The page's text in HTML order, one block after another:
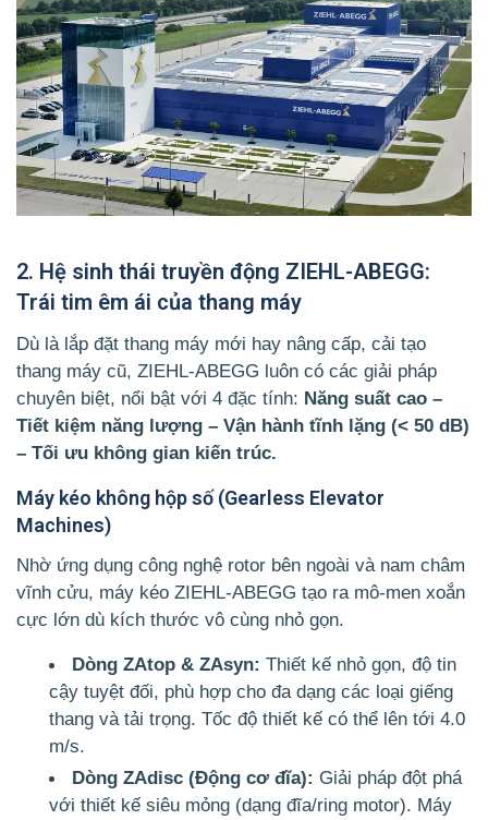
2. Hệ sinh thái truyền động ZIEHL-ABEGG:
Trái tim êm ái của thang máy
Dù là lắp đặt thang máy mới hay nâng cấp, cải tạo
thang máy cũ, ZIEHL-ABEGG luôn có các giải pháp
chuyên biệt, nổi bật với 4 đặc tính: Năng suất cao –
Tiết kiệm năng lượng – Vận hành tĩnh lặng (< 50 dB)
– Tối ưu không gian kiến trúc.
Máy kéo không hộp số (Gearless Elevator
Machines)
Nhờ ứng dụng công nghệ rotor bên ngoài và nam châm
vĩnh cửu, máy kéo ZIEHL-ABEGG tạo ra mô-men xoắn
cực lớn dù kích thước vô cùng nhỏ gọn.
Dòng ZAtop & ZAsyn: Thiết kế nhỏ gọn, độ tin
cậy tuyệt đối, phù hợp cho đa dạng các loại giếng
thang và tải trọng. Tốc độ thiết kế có thể lên tới 4.0
m/s.
Dòng ZAdisc (Động cơ đĩa): Giải pháp đột phá
với thiết kế siêu mỏng (dạng đĩa/ring motor). Máy